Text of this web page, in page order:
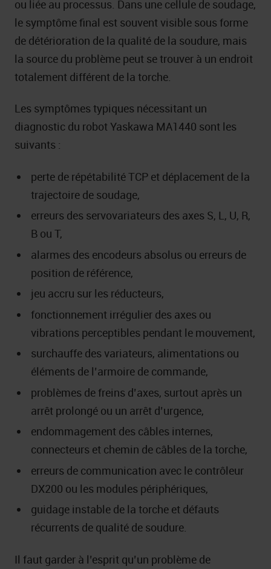
ou liée au processus. Dans une cellule de soudage,
le symptôme final est souvent visible sous forme
de détérioration de la qualité de la soudure, mais
la source du problème peut se trouver à un endroit
totalement différent de la torche.
Les symptômes typiques nécessitant un
diagnostic du robot Yaskawa MA1440 sont les
suivants :
perte de répétabilité TCP et déplacement de la
trajectoire de soudage,
erreurs des servovariateurs des axes S, L, U, R,
B ou T,
alarmes des encodeurs absolus ou erreurs de
position de référence,
jeu accru sur les réducteurs,
fonctionnement irrégulier des axes ou
vibrations perceptibles pendant le mouvement,
surchauffe des variateurs, alimentations ou
éléments de l’armoire de commande,
problèmes de freins d’axes, surtout après un
arrêt prolongé ou un arrêt d’urgence,
endommagement des câbles internes,
connecteurs et chemin de câbles de la torche,
erreurs de communication avec le contrôleur
DX200 ou les modules périphériques,
guidage instable de la torche et défauts
récurrents de qualité de soudure.
Il faut garder à l’esprit qu’un problème de